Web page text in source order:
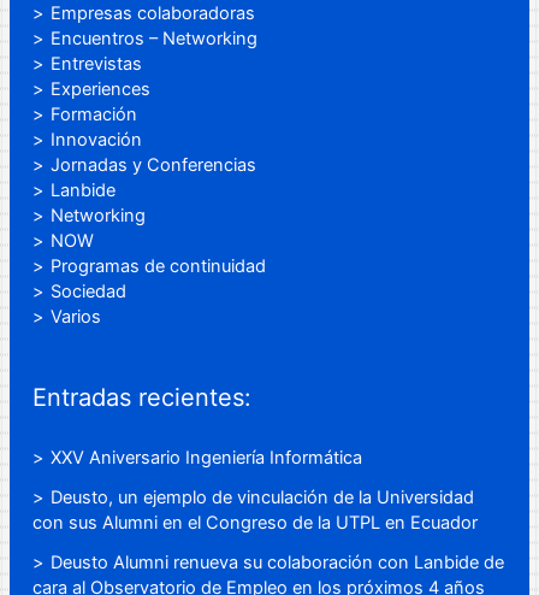
Empresas colaboradoras
Encuentros – Networking
Entrevistas
Experiences
Formación
Innovación
Jornadas y Conferencias
Lanbide
Networking
NOW
Programas de continuidad
Sociedad
Varios
Entradas recientes:
XXV Aniversario Ingeniería Informática
Deusto, un ejemplo de vinculación de la Universidad
con sus Alumni en el Congreso de la UTPL en Ecuador
Deusto Alumni renueva su colaboración con Lanbide de
cara al Observatorio de Empleo en los próximos 4 años